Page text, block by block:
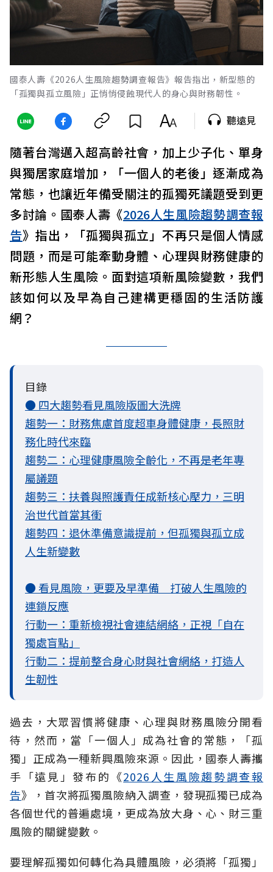
國泰人壽《2026人生風險趨勢調查報告》報告指出，新型態的
「孤獨與孤立風險」正悄悄侵蝕現代人的身心與財務韌性。
聽遠見
隨著台灣邁入超高齡社會，加上少子化、單身
與獨居家庭增加，「一個人的老後」逐漸成為
常態，也讓近年備受關注的孤獨死議題受到更
多討論。國泰人壽《2026人生風險趨勢調查報
告》指出，「孤獨與孤立」不再只是個人情感
問題，而是可能牽動身體、心理與財務健康的
新形態人生風險。面對這項新風險變數，我們
該如何以及早為自己建構更穩固的生活防護
網？
目錄
● 四大趨勢看見風險版圖大洗牌
趨勢一：財務焦慮首度超車身體健康，長照財
務化時代來臨
趨勢二：心理健康風險全齡化，不再是老年專
屬議題
趨勢三：扶養與照護責任成新核心壓力，三明
治世代首當其衝
趨勢四：退休準備意識提前，但孤獨與孤立成
人生新變數
● 看見風險，更要及早準備 打破人生風險的
連鎖反應
行動一：重新檢視社會連結網絡，正視「自在
獨處盲點」
行動二：提前整合身心財與社會網絡，打造人
生韌性
過去，大眾習慣將健康、心理與財務風險分開看
待，然而，當「一個人」成為社會的常態，「孤
獨」正成為一種新興風險來源。因此，國泰人壽攜
手「遠見」發布的《2026人生風險趨勢調查報
告》，首次將孤獨風險納入調查，發現孤獨已成為
各個世代的普遍處境，更成為放大身、心、財三重
風險的關鍵變數。
要理解孤獨如何轉化為具體風險，必須將「孤獨」